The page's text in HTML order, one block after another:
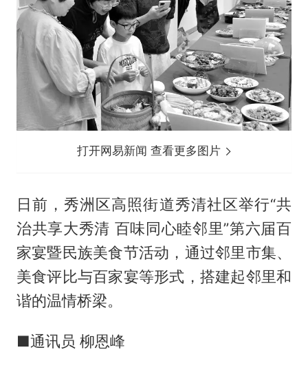
打开网易新闻 查看更多图片
日前，秀洲区高照街道秀清社区举行“共
治共享大秀清 百味同心睦邻里”第六届百
家宴暨民族美食节活动，通过邻里市集、
美食评比与百家宴等形式，搭建起邻里和
谐的温情桥梁。
■通讯员 柳恩峰